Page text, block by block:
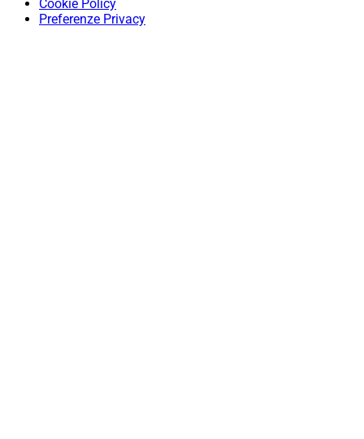
Cookie Policy
Preferenze Privacy